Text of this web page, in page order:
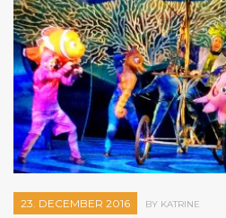
23. DECEMBER 2016 BY KATRINE